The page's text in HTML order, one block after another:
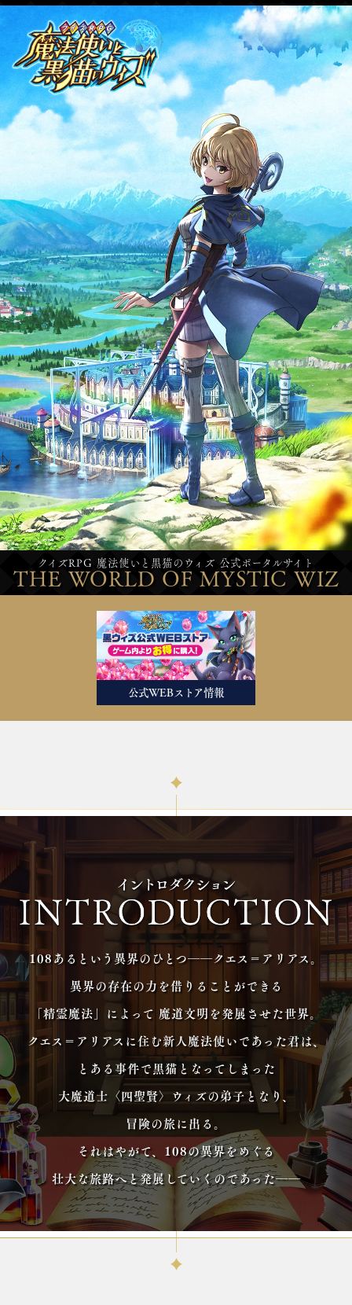
クイズRPG 魔法使いと黒猫のウィズ 公式ポータルサイト
THE WORLD OF MYSTIC WIZ
公式WEBストア情報
108あるという異界のひとつ――クエス＝アリアス。
異界の存在の力を借りることができる
「精霊魔法」によって 魔道文明を発展させた世界。
クエス＝アリアスに住む新人魔法使いであった君は、
とある事件で黒猫となってしまった
大魔道士〈四聖賢〉ウィズの弟子となり、
冒険の旅に出る。
それはやがて、108の異界をめぐる
壮大な旅路へと発展していくのであった――